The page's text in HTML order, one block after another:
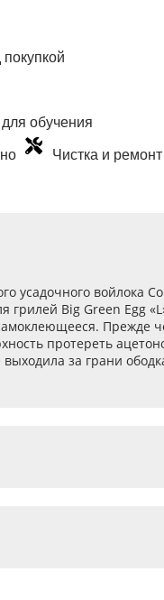
обучения
Чистка и
усадочного войлока
грилей Big Green Egg
Прежде
протереть
за грани